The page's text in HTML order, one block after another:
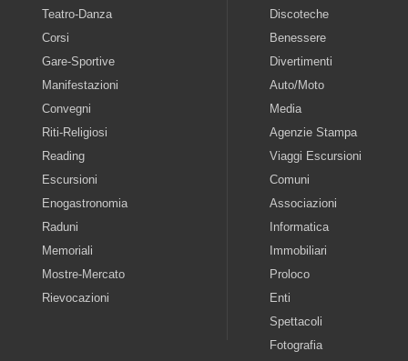
Teatro-Danza
Corsi
Gare-Sportive
Manifestazioni
Convegni
Riti-Religiosi
Reading
Escursioni
Enogastronomia
Raduni
Memoriali
Mostre-Mercato
Rievocazioni
Discoteche
Benessere
Divertimenti
Auto/Moto
Media
Agenzie Stampa
Viaggi Escursioni
Comuni
Associazioni
Informatica
Immobiliari
Proloco
Enti
Spettacoli
Fotografia